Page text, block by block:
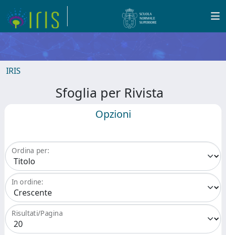
IRIS
Sfoglia per Rivista
Opzioni
Ordina per:
In ordine:
Risultati/Pagina